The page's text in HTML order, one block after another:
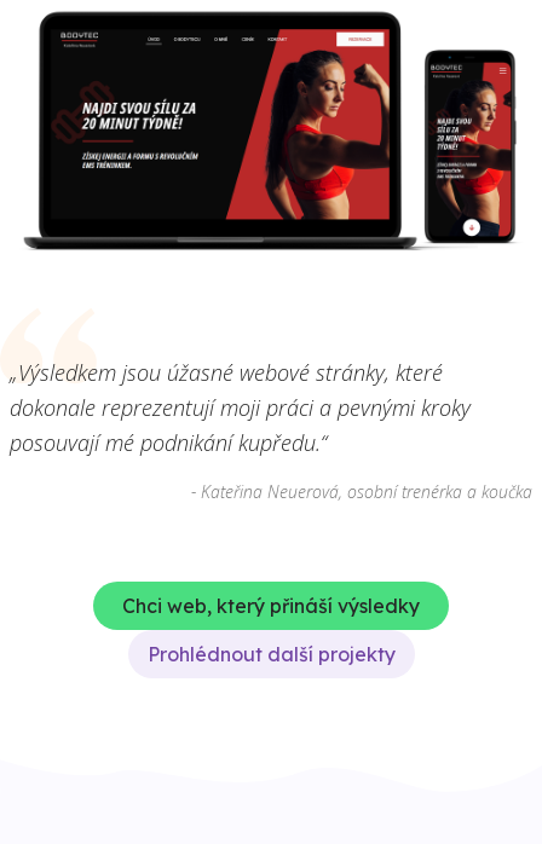
„Výsledkem jsou úžasné webové stránky, které
dokonale reprezentují moji práci a pevnými kroky
posouvají mé podnikání kupředu.“
- Kateřina Neuerová, osobní trenérka a koučka
Chci web, který přináší výsledky
Prohlédnout další projekty